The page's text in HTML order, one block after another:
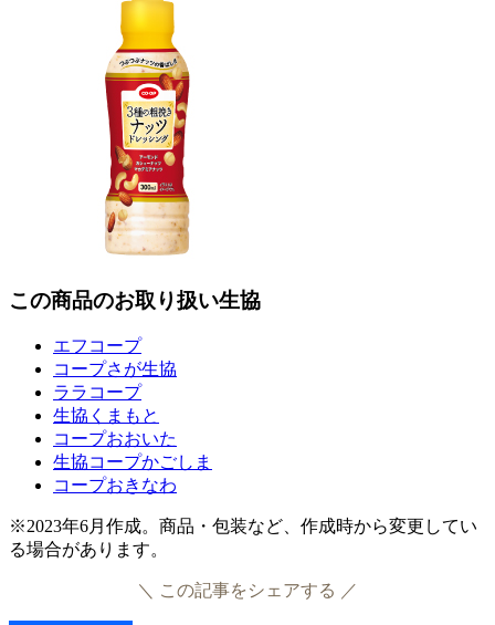
この商品のお取り扱い生協
エフコープ
コープさが生協
ララコープ
生協くまもと
コープおおいた
生協コープかごしま
コープおきなわ
※2023年6月作成。商品・包装など、作成時から変更してい
る場合があります。
＼ この記事をシェアする ／